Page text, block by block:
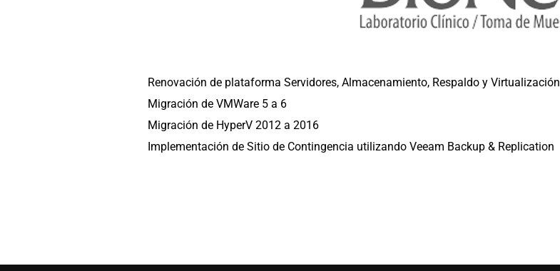
Renovación de plataforma Servidores, Almacenamiento, Respaldo y Virtualización
Migración de VMWare 5 a 6
Migración de HyperV 2012 a 2016
Implementación de Sitio de Contingencia utilizando Veeam Backup & Replication